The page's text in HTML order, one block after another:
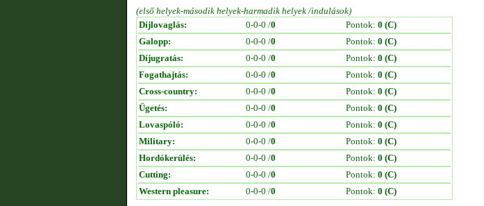
(első helyek-második helyek-harmadik helyek /indulások)
Díjlovaglás:
0-0-0 /0 Pontok: 0 (C)
Galopp:
0-0-0 /0 Pontok: 0 (C)
Díjugratás:
0-0-0 /0 Pontok: 0 (C)
Fogathajtás:
0-0-0 /0 Pontok: 0 (C)
Cross-country:
0-0-0 /0 Pontok: 0 (C)
Ügetés:
0-0-0 /0 Pontok: 0 (C)
Lovaspóló:
0-0-0 /0 Pontok: 0 (C)
Military:
0-0-0 /0 Pontok: 0 (C)
Hordókerülés:
0-0-0 /0 Pontok: 0 (C)
Cutting:
0-0-0 /0 Pontok: 0 (C)
Western pleasure:
0-0-0 /0 Pontok: 0 (C)